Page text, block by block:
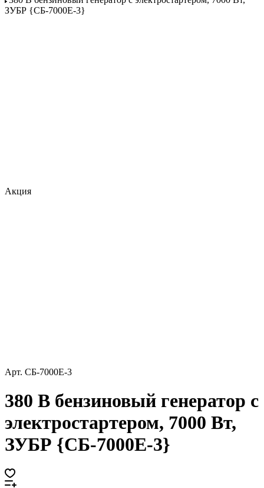
ЗУБР {СБ-7000Е-3}
Акция
Арт. СБ-7000Е-3
380 В бензиновый генератор с
электростартером, 7000 Вт,
ЗУБР {СБ-7000Е-3}